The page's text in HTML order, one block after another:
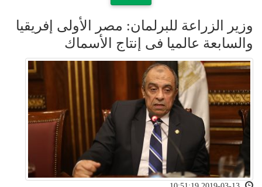
وزير الزراعة للبرلمان: مصر الأولى إفريقيا
والسابعة عالميا فى إنتاج الأسماك